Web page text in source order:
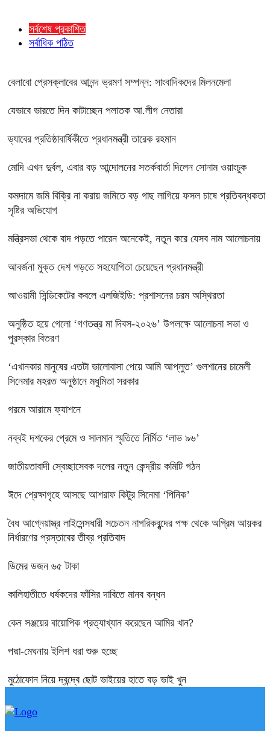
সর্বশেষ প্রকাশিত
সর্বাধিক পঠিত
বেলাবো প্রেসক্লাবের আনন্দ ভ্রমণ সম্পন্ন: সাংবাদিকদের মিলনমেলা
যেভাবে ভারতে দিন কাটাচ্ছেন পলাতক আ.লীগ নেতারা
ড্যাবের প্রতিষ্ঠাবার্ষিকীতে প্রধানমন্ত্রী তারেক রহমান
মোদি এখন দুর্বল, এবার বড় আন্দোলনের সতর্কবার্তা দিলেন সোনাম ওয়াংচুক
কমদামে জমি বিক্রি না করায় জমিতে বড় গাছ লাগিয়ে ফসল চাষে প্রতিবন্ধকতা
সৃষ্টির অভিযোগ
মন্ত্রিসভা থেকে বাদ পড়তে পারেন অনেকেই, নতুন করে যেসব নাম আলোচনায়
আবর্জনা মুক্ত দেশ গড়তে সহযোগিতা চেয়েছেন প্রধানমন্ত্রী
‎আওয়ামী সিন্ডিকেটের কবলে এলজিইডি: প্রশাসনের চরম অস্থিরতা
অনুষ্ঠিত হয়ে গেলো ‘গণতন্ত্র মা দিবস-২০২৬’ উপলক্ষে আলোচনা সভা ও
পুরস্কার বিতরণ
‘এখানকার মানুষের এতটা ভালোবাসা পেয়ে আমি আপ্লুত’ গুলশানের চামেলী
সিনেমার মহরত অনুষ্ঠানে মধুমিতা সরকার
গরমে আরামে ফ্যাশনে
নব্বই দশকের প্রেমে ও সালমান স্মৃতিতে নির্মিত ‘লাভ ৯৬’
জাতীয়তাবাদী স্বেচ্ছাসেবক দলের নতুন কেন্দ্রীয় কমিটি গঠন
ঈদে প্রেক্ষাগৃহে আসছে আশরাফ কিটুর সিনেমা ‘পিনিক’
বৈধ আগ্নেয়াস্ত্র লাইসেন্সধারী সচেতন নাগরিকবৃন্দের পক্ষ থেকে অগ্রিম আয়কর
নির্ধারণের প্রস্তাবের তীব্র প্রতিবাদ
ডিমের ডজন ৬৫ টাকা
কালিহাতীতে ধর্ষকদের ফাঁসির দাবিতে মানব বন্ধন
কেন সঞ্জয়ের বায়োপিক প্রত্যাখ্যান করেছেন আমির খান?
পদ্মা-মেঘনায় ইলিশ ধরা শুরু হচ্ছে
মুঠোফোন নিয়ে দ্বন্দ্বে ছোট ভাইয়ের হাতে বড় ভাই খুন